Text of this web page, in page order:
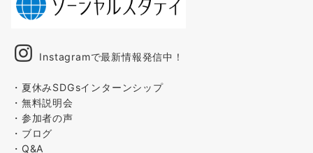
Instagramで最新情報発信中！
・夏休みSDGsインターンシップ
・無料説明会
・参加者の声
・ブログ
・Q&A